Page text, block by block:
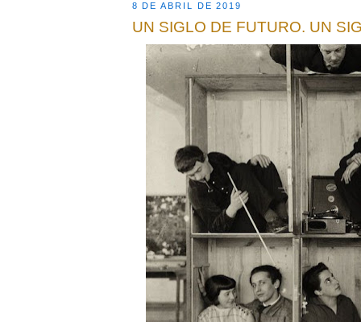
8 DE ABRIL DE 2019
UN SIGLO DE FUTURO. UN